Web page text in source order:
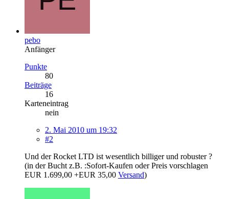
pebo
Anfänger
Punkte
80
Beiträge
16
Karteneintrag
nein
2. Mai 2010 um 19:32
#2
Und der Rocket LTD ist wesentlich billiger und robuster ?
(in der Bucht z.B. :Sofort-Kaufen oder Preis vorschlagen
EUR 1.699,00 +EUR 35,00 Versand)